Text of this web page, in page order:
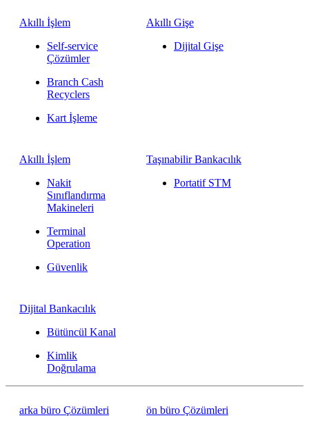
Akıllı İşlem
Self-service
Çözümler
Branch Cash
Recyclers
Kart İşleme
Akıllı Gişe
Dijital Gişe
Akıllı İşlem
Nakit
Sınıflandırma
Makineleri
Terminal
Operation
Güvenlik
Taşınabilir Bankacılık
Portatif STM
Dijital Bankacılık
Bütüncül Kanal
Kimlik
Doğrulama
arka büro Çözümleri
ön büro Çözümleri